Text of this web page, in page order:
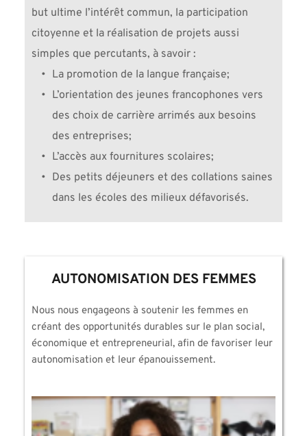
but ultime l’intérêt commun, la participation
citoyenne et la réalisation de projets aussi
simples que percutants, à savoir :
La promotion de la langue française;
L’orientation des jeunes francophones vers
des choix de carrière arrimés aux besoins
des entreprises;
L’accès aux fournitures scolaires;
Des petits déjeuners et des collations saines
dans les écoles des milieux défavorisés.
AUTONOMISATION DES FEMMES
Nous nous engageons à soutenir les femmes en
créant des opportunités durables sur le plan social,
économique et entrepreneurial, afin de favoriser leur
autonomisation et leur épanouissement.